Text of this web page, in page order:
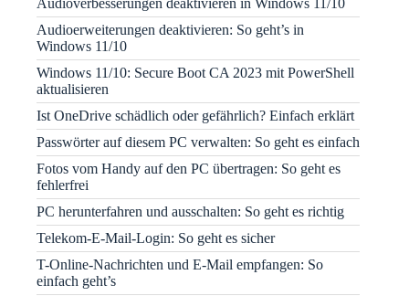
Audioverbesserungen deaktivieren in Windows 11/10
Audioerweiterungen deaktivieren: So geht’s in
Windows 11/10
Windows 11/10: Secure Boot CA 2023 mit PowerShell
aktualisieren
Ist OneDrive schädlich oder gefährlich? Einfach erklärt
Passwörter auf diesem PC verwalten: So geht es einfach
Fotos vom Handy auf den PC übertragen: So geht es
fehlerfrei
PC herunterfahren und ausschalten: So geht es richtig
Telekom-E-Mail-Login: So geht es sicher
T-Online-Nachrichten und E-Mail empfangen: So
einfach geht’s